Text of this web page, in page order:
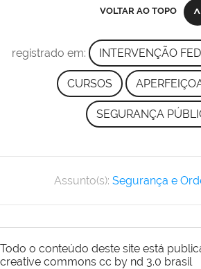
VOLTAR AO TOPO
registrado em: INTERVENÇÃO
CURSOS
SEGURANÇA
Assunto(s): Segurança e
Todo o conteúdo deste site está
creative commons cc by nd 3.0 brasil